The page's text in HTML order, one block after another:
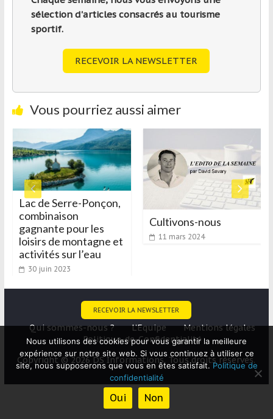
sélection d'articles consacrés au tourisme
sportif.
RECEVOIR LA NEWSLETTER
Vous pourriez aussi aimer
Lac de Serre-Ponçon,
combinaison
gagnante pour les
loisirs de montagne et
activités sur l’eau
30 juin 2023
Cultivons-nous
11 mars 2024
RECEVOIR LA NEWSLETTER
Qui sommes-nous ? L’Equipe
Mentions légales
Politique-de-Confidentialité
Copyright © 2026 DS Informations. Tous droits réservés.
Nous utilisons des cookies pour vous garantir la meilleure
expérience sur notre site web. Si vous continuez à utiliser ce
site, nous supposerons que vous en êtes satisfait.Politique de
confidentialité
Oui Non